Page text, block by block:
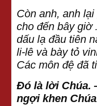
Còn anh, anh
cho đến bây giờ
dấu lạ đầu tiên
li-lê và bày tỏ
Các môn đệ đã
Ðó là lời Chúa.
ngợi khen